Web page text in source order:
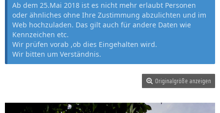
Ab dem 25.Mai 2018 ist es nicht mehr erlaubt Personen
oder ähnliches ohne Ihre Zustimmung abzulichten und im
Web hochzuladen. Das gilt auch für andere Daten wie
Kennzeichen etc.
Wir prüfen vorab ,ob dies Eingehalten wird.
Wir bitten um Verständnis.
Originalgröße anzeigen